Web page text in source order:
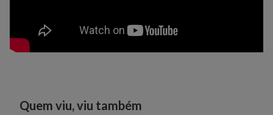
Quem viu, viu também